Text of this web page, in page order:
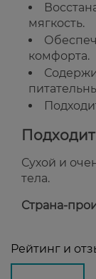
мягкость.
комфорта.
Сухой и
тела.
Страна-
Рейтинг и